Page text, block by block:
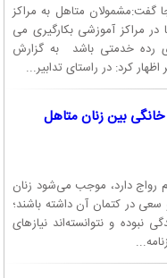
گفت:مشمولان متاهل به مراکز
مراکز آموزشی بکارگیری می
رده خدمتی باشد به گزارش
کرد: در راستای تدابیر...
بین زنان متاهل
دارد، موجب می‌شود زنان
در کتمان آن داشته باشند؛
نبوده‌ و نتوانسته‌اند نیازهای